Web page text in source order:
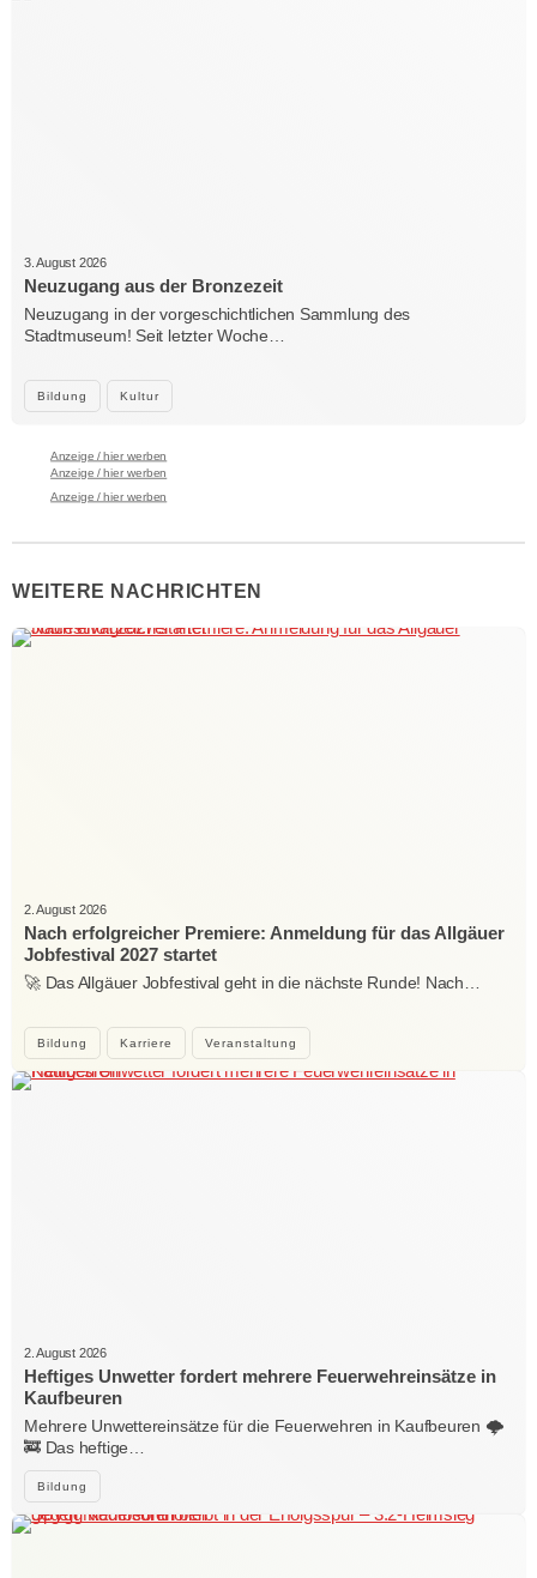
Bildung Kultur
3. August 2026
Neuzugang aus der Bronzezeit
Neuzugang in der vorgeschichtlichen Sammlung des
Stadtmuseum! Seit letzter Woche…
Anzeige / hier werben
Anzeige / hier werben
Anzeige / hier werben
WEITERE NACHRICHTEN
Bildung Karriere Veranstaltung
2. August 2026
Nach erfolgreicher Premiere: Anmeldung für das Allgäuer
Jobfestival 2027 startet
🚀 Das Allgäuer Jobfestival geht in die nächste Runde! Nach…
Bildung
2. August 2026
Heftiges Unwetter fordert mehrere Feuerwehreinsätze in
Kaufbeuren
Mehrere Unwettereinsätze für die Feuerwehren in Kaufbeuren 🌩️
🚒 Das heftige…